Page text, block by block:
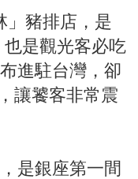
」豬排店，是
是觀光客必吃
進駐台灣，卻
讓饕客非常震
是銀座第一間